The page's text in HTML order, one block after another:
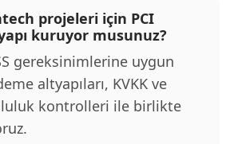
projeleri için PCI
kuruyor musunuz?
gereksinimlerine uygun
altyapıları, KVKK ve
kontrolleri ile birlikte